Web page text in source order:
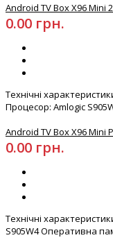
Android TV Box X96 Mini
0.00 грн.
Технічні
Процесор: Amlogic
Android TV Box X96 Mini
0.00 грн.
Технічні
S905W4 Оперативна